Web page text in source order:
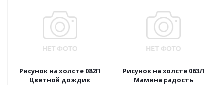
Рисунок на холсте 082П
Цветной дождик
Рисунок на холсте 063Л
Мамина радость